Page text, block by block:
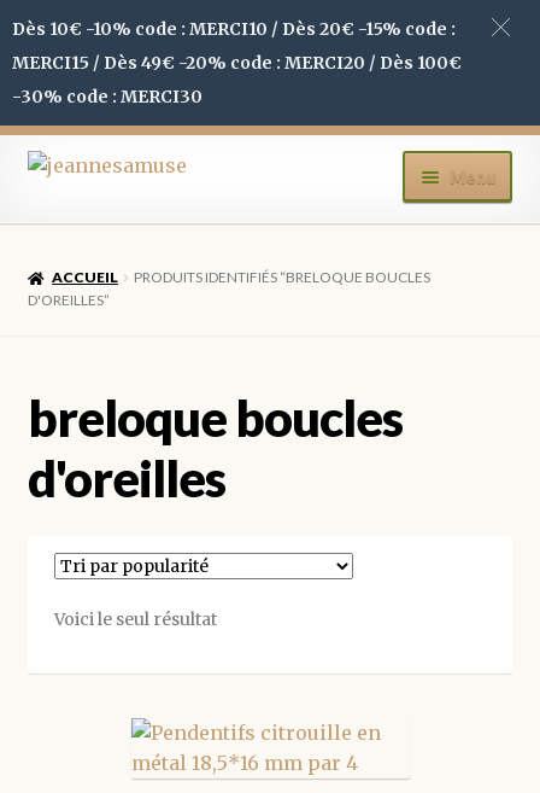
Dès 10€ -10% code : MERCI10 / Dès 20€ -15% code :
MERCI15 / Dès 49€ -20% code : MERCI20 / Dès 100€
-30% code : MERCI30
Aller
la
Aller
contenu
Menu
BOUTIQUE
BLOG
CONTACT
ACCUEIL
PRODUITS IDENTIFIÉS “BRELOQUE BOUCLES
D'OREILLES”
breloque boucles
d'oreilles
Voici le seul résultat